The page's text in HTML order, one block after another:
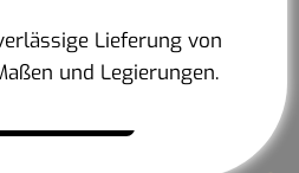
Lieferung von
und Legierungen.